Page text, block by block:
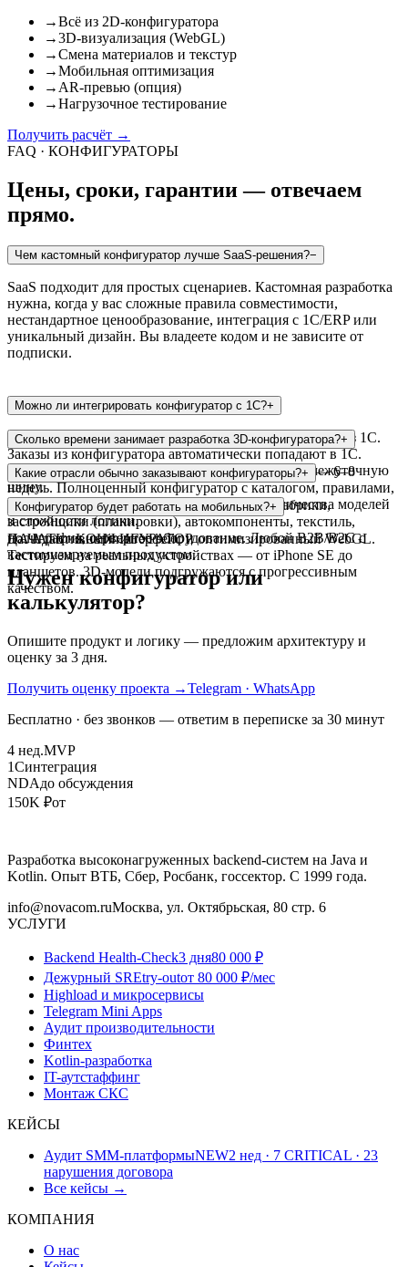
→Всё из 2D-конфигуратора
→3D-визуализация (WebGL)
→Смена материалов и текстур
→Мобильная оптимизация
→AR-превью (опция)
→Нагрузочное тестирование
Получить расчёт →
FAQ · КОНФИГУРАТОРЫ
Цены, сроки, гарантии — отвечаем
прямо.
Чем кастомный конфигуратор лучше SaaS-решения?−
SaaS подходит для простых сценариев. Кастомная разработка
нужна, когда у вас сложные правила совместимости,
нестандартное ценообразование, интеграция с 1С/ERP или
уникальный дизайн. Вы владеете кодом и не зависите от
подписки.
Можно ли интегрировать конфигуратор с 1С?+
Да. Синхронизируем каталог товаров, цены, остатки из 1С.
Заказы из конфигуратора автоматически попадают в 1С.
Работаем через REST API, COM-объект или промежуточную
шину.
Сколько времени занимает разработка 3D-конфигуратора?+
MVP с базовой 3D-моделью и 5–10 параметрами — 6–8
недель. Полноценный конфигуратор с каталогом, правилами,
интеграциями — 3–4 месяца. Зависит от количества моделей
и сложности логики.
Какие отрасли обычно заказывают конфигураторы?+
Производители оборудования, мебельные фабрики,
застройщики (планировки), автокомпоненты, текстиль,
полиграфия, серверное оборудование. Любой B2B/B2C с
кастомизируемым продуктом.
Конфигуратор будет работать на мобильных?+
Да. Адаптивный интерфейс и оптимизированный WebGL.
Тестируем на реальных устройствах — от iPhone SE до
планшетов. 3D-модели подгружаются с прогрессивным
качеством.
НАЧАТЬ · КОНФИГУРАТОР
Нужен конфигуратор или
калькулятор?
Опишите продукт и логику — предложим архитектуру и
оценку за 3 дня.
Получить оценку проекта →Telegram · WhatsApp
Бесплатно · без звонков — ответим в переписке за 30 минут
4 нед.MVP
1Синтеграция
NDAдо обсуждения
150K ₽от
Разработка высоконагруженных backend-систем на Java и
Kotlin. Опыт ВТБ, Сбер, Росбанк, госсектор. С 1999 года.
info@novacom.ruМосква, ул. Октябрьская, 80 стр. 6
УСЛУГИ
Backend Health-Check3 дня80 000 ₽
Дежурный SREtry-outот 80 000 ₽/мес
Highload и микросервисы
Telegram Mini Apps
Аудит производительности
Финтех
Kotlin-разработка
IT-аутстаффинг
Монтаж СКС
КЕЙСЫ
Аудит SMM-платформыNEW2 нед · 7 CRITICAL · 23
нарушения договора
Все кейсы →
КОМПАНИЯ
О нас